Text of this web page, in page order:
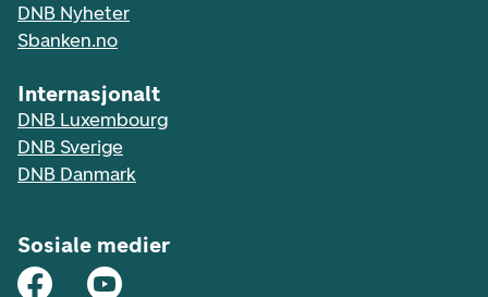
DNB Nyheter
Sbanken.no
Internasjonalt
DNB Luxembourg
DNB Sverige
DNB Danmark
Sosiale medier